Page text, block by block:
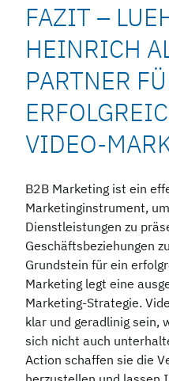
FAZIT –
HEINRICH
PARTNER
VIDEO-
B2B Marketing ist ein
Marketinginstrument,
Dienstleistungen zu
Geschäftsbeziehungen
Grundstein für ein
Marketing legt eine
Marketing-Strategie.
klar und geradlinig sein,
sich nicht auch
Action schaffen sie die